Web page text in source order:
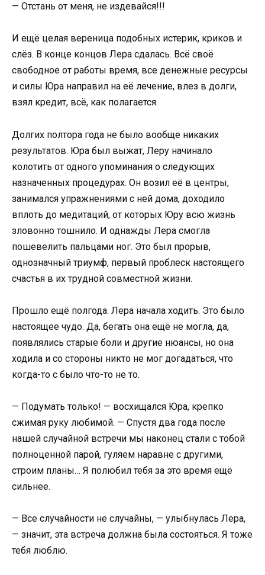
— Отстань от меня, не издевайся!!!
И ещё целая вереница подобных истерик, криков и
слёз. В конце концов Лера сдалась. Всё своё
свободное от работы время, все денежные ресурсы
и силы Юра направил на её лечение, влез в долги,
взял кредит, всё, как полагается.
Долгих полтора года не было вообще никаких
результатов. Юра был выжат, Леру начинало
колотить от одного упоминания о следующих
назначенных процедурах. Он возил её в центры,
занимался упражнениями с ней дома, доходило
вплоть до медитаций, от которых Юру всю жизнь
зловонно тошнило. И однажды Лера смогла
пошевелить пальцами ног. Это был прорыв,
однозначный триумф, первый проблеск настоящего
счастья в их трудной совместной жизни.
Прошло ещё полгода. Лера начала ходить. Это было
настоящее чудо. Да, бегать она ещё не могла, да,
появлялись старые боли и другие нюансы, но она
ходила и со стороны никто не мог догадаться, что
когда-то с было что-то не то.
— Подумать только! — восхищался Юра, крепко
сжимая руку любимой. — Спустя два года после
нашей случайной встречи мы наконец стали с тобой
полноценной парой, гуляем наравне с другими,
строим планы… Я полюбил тебя за это время ещё
сильнее.
— Все случайности не случайны, — улыбнулась Лера,
— значит, эта встреча должна была состояться. Я тоже
тебя люблю.